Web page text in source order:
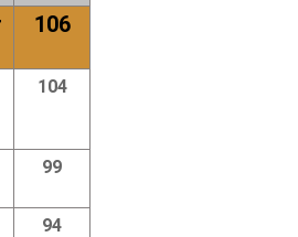
106
104
99
94